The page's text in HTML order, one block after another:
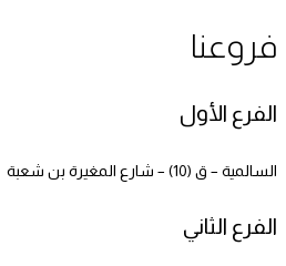
فروعنا
الفرع الأول
السالمية – ق (10) – شارع المغيرة بن شعبة
الفرع الثاني